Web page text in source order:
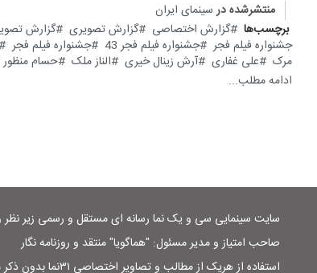
منتشرشده در سینمای ایران
برچسب‌ها
گزارش اختصاصی گزارش تصویری گزارش
جشنواره فیلم فجر
جشنواره فیلم فجر 43 جشنواره فیلم فجر
مرک
علی غفاری آرش زینال خیری الناز ملک حسام منظور
ادامه مطلب...
سایت سینمایی سی و یک نما رسانه ای مستقل و رسمی زیر
صاحب امتیاز و مدیر مسئول: "هماگویا" منتقد و روزنامه نگار
استفاده از هریک از مطالب و تصاویر اختصاصی ۳۱نما بدون ذکر منبع ممنوع است